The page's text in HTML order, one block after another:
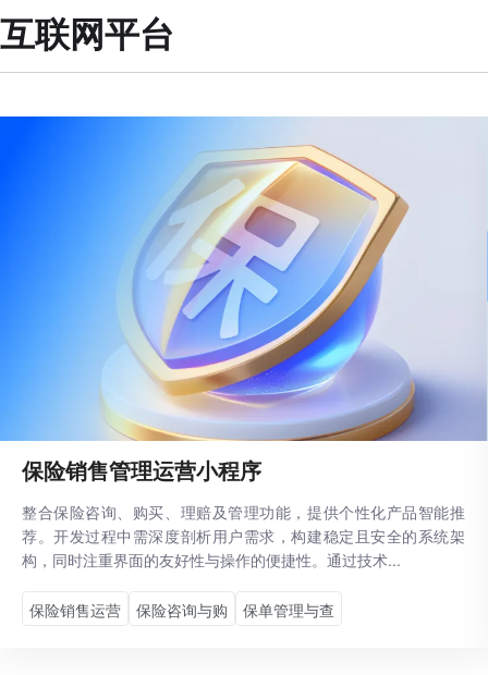
互联网平台
保险销售管理运营小程序
整合保险咨询、购买、理赔及管理功能，提供个性化产品智能推
荐。开发过程中需深度剖析用户需求，构建稳定且安全的系统架
构，同时注重界面的友好性与操作的便捷性。通过技术...
保险销售运营 保险咨询与购 保单管理与查